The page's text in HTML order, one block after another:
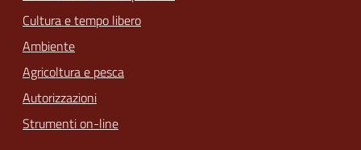
Cultura e tempo libero
Ambiente
Agricoltura e pesca
Autorizzazioni
Strumenti on-line